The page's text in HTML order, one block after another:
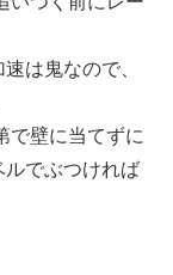
は鬼なので、
で壁に当てずに
ルでぶつければ